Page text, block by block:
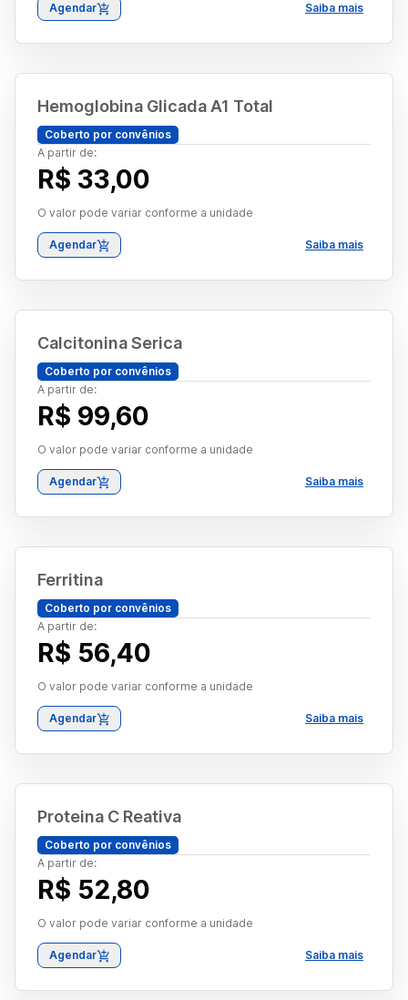
Agendar Saiba mais
Hemoglobina Glicada A1 Total
Coberto por convênios
A partir de:
R$ 33,00
O valor pode variar conforme a unidade
Agendar Saiba mais
Calcitonina Serica
Coberto por convênios
A partir de:
R$ 99,60
O valor pode variar conforme a unidade
Agendar Saiba mais
Ferritina
Coberto por convênios
A partir de:
R$ 56,40
O valor pode variar conforme a unidade
Agendar Saiba mais
Proteina C Reativa
Coberto por convênios
A partir de:
R$ 52,80
O valor pode variar conforme a unidade
Agendar Saiba mais